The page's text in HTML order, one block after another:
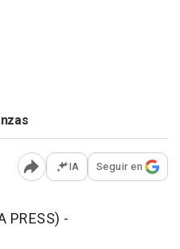
Abrir opciones para
IA Seguir en
PRESS) -